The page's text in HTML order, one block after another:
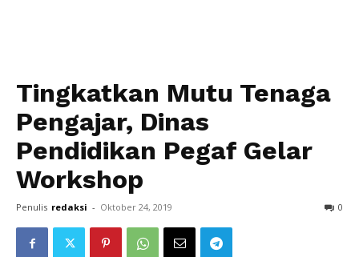
Tingkatkan Mutu Tenaga
Pengajar, Dinas
Pendidikan Pegaf Gelar
Workshop
Penulis redaksi - Oktober 24, 2019 0